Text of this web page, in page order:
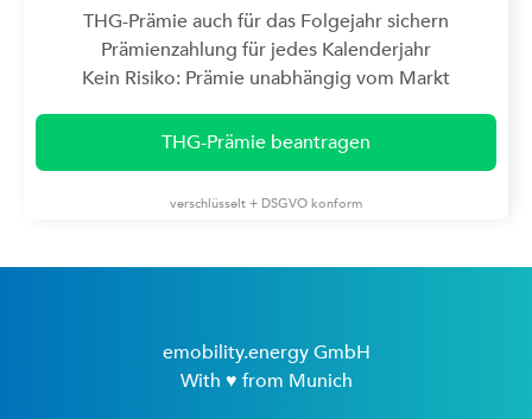
THG-Prämie auch für das Folgejahr sichern
Prämienzahlung für jedes Kalenderjahr
Kein Risiko: Prämie unabhängig vom Markt
THG-Prämie beantragen
verschlüsselt + DSGVO konform
emobility.energy GmbH
With ♥ from Munich